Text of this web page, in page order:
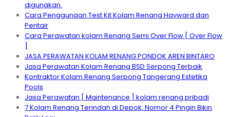
digunakan.
Cara Penggunaan Test Kit Kolam Renang Hayward dan
Pentair
Cara Perawatan kolam Renang Semi Over Flow [ Over Flow
]
JASA PERAWATAN KOLAM RENANG PONDOK AREN BINTARO
Jasa Perawatan Kolam Renang BSD Serpong Terbaik
Kontraktor Kolam Renang Serpong Tangerang Estetika
Pools
Jasa Perawatan [ Maintenance ] kolam renang pribadi
7 Kolam Renang Terindah di Depok, Nomor 4 Pingin Bikin